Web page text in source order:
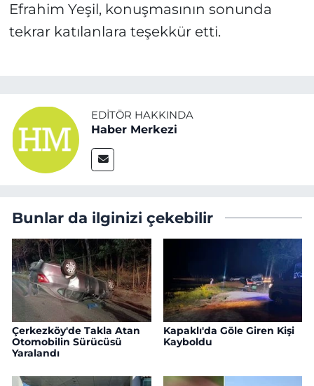
Efrahim Yeşil, konuşmasının sonunda
tekrar katılanlara teşekkür etti.
EDITÖR HAKKINDA
Haber Merkezi
Bunlar da ilginizi çekebilir
Çerkezköy'de Takla Atan
Otomobilin Sürücüsü
Yaralandı
Kapaklı'da Göle Giren Kişi
Kayboldu